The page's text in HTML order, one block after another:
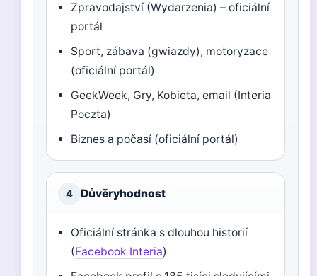
Zpravodajství (Wydarzenia) – oficiální
portál
Sport, zábava (gwiazdy), motoryzace
(oficiální portál)
GeekWeek, Gry, Kobieta, email (Interia
Poczta)
Biznes a počasí (oficiální portál)
4 Důvěryhodnost
Oficiální stránka s dlouhou historií
(Facebook Interia)